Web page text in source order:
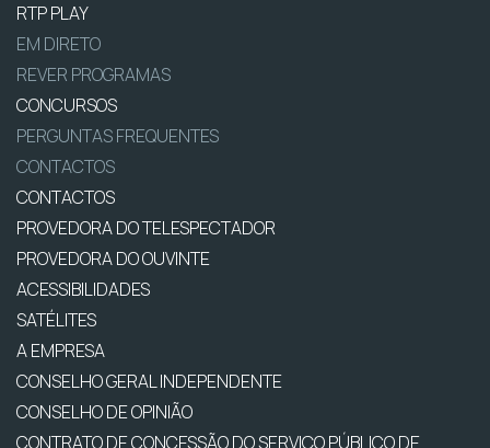
RTP PLAY
EM DIRETO
REVER PROGRAMAS
CONCURSOS
PERGUNTAS FREQUENTES
CONTACTOS
CONTACTOS
PROVEDORA DO TELESPECTADOR
PROVEDORA DO OUVINTE
ACESSIBILIDADES
SATÉLITES
A EMPRESA
CONSELHO GERAL INDEPENDENTE
CONSELHO DE OPINIÃO
CONTRATO DE CONCESSÃO DO SERVIÇO PÚBLICO DE